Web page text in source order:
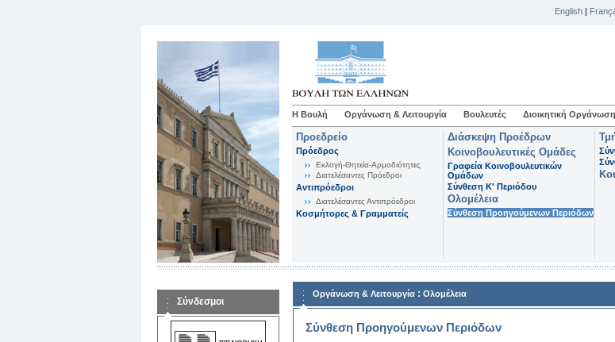
English |
Η Βουλή Οργάνωση & Λειτουργία Βουλευτές Διοικητική Οργάνωση
Προεδρείο
Πρόεδρος
Εκλογή-Θητεία-Αρμοδιότητες
Διατελέσαντες Πρόεδροι
Αντιπρόεδροι
Διατελέσαντες Αντιπρόεδροι
Κοσμήτορες & Γραμματείς
Διάσκεψη Προέδρων
Κοινοβουλευτικές Ομάδες
Γραφεία Κοινοβουλευτικών
Ομάδων
Σύνθεση K' Περιόδου
Ολομέλεια
Σύνθεση Προηγούμενων Περιόδων
Σύνδεσμοι
Οργάνωση & Λειτουργία : Ολομέλεια
Σύνθεση Προηγούμενων Περιόδων